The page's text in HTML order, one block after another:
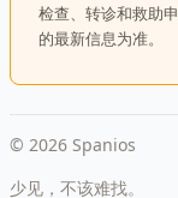
检查、转诊和救助
的最新信息为准。
© 2026 Spanios
少见，不该难找。